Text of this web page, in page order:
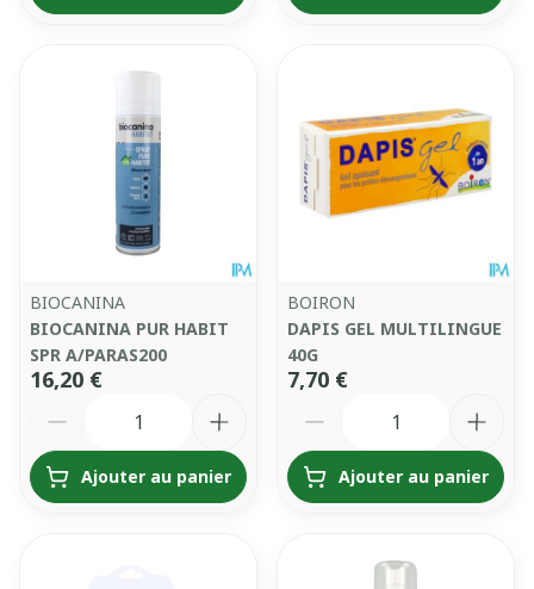
BIOCANINA
BIOCANINA PUR HABIT
SPR A/PARAS200
16,20 €
Ajouter au panier
BOIRON
DAPIS GEL MULTILINGUE
40G
7,70 €
Ajouter au panier